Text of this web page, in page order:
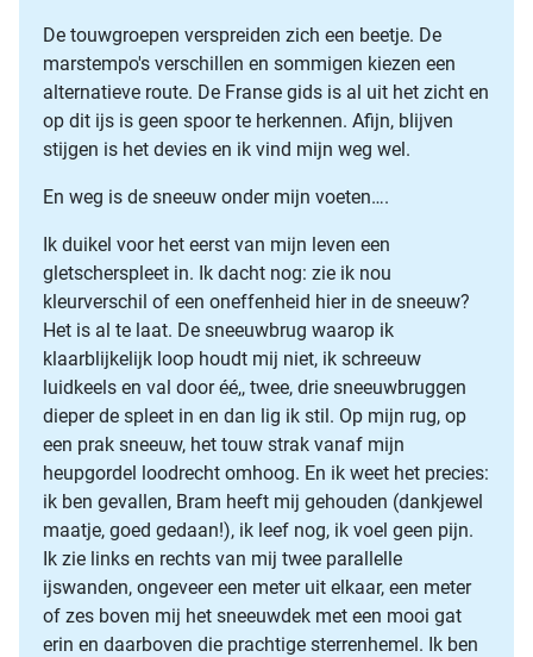
De touwgroepen verspreiden zich een beetje. De
marstempo's verschillen en sommigen kiezen een
alternatieve route. De Franse gids is al uit het zicht en
op dit ijs is geen spoor te herkennen. Afijn, blijven
stijgen is het devies en ik vind mijn weg wel.
En weg is de sneeuw onder mijn voeten….
Ik duikel voor het eerst van mijn leven een
gletscherspleet in. Ik dacht nog: zie ik nou
kleurverschil of een oneffenheid hier in de sneeuw?
Het is al te laat. De sneeuwbrug waarop ik
klaarblijkelijk loop houdt mij niet, ik schreeuw
luidkeels en val door éé,, twee, drie sneeuwbruggen
dieper de spleet in en dan lig ik stil. Op mijn rug, op
een prak sneeuw, het touw strak vanaf mijn
heupgordel loodrecht omhoog. En ik weet het precies:
ik ben gevallen, Bram heeft mij gehouden (dankjewel
maatje, goed gedaan!), ik leef nog, ik voel geen pijn.
Ik zie links en rechts van mij twee parallelle
ijswanden, ongeveer een meter uit elkaar, een meter
of zes boven mij het sneeuwdek met een mooi gat
erin en daarboven die prachtige sterrenhemel. Ik ben